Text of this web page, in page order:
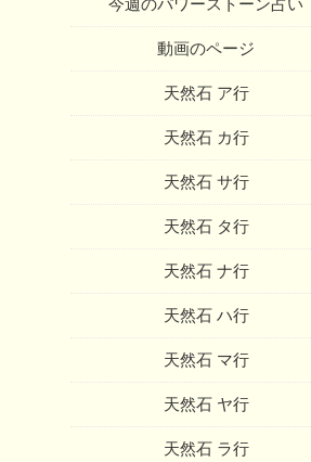
今週のパワーストーン占い
動画のページ
天然石 ア行
天然石 カ行
天然石 サ行
天然石 タ行
天然石 ナ行
天然石 ハ行
天然石 マ行
天然石 ヤ行
天然石 ラ行